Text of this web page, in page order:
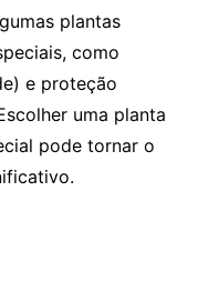
plantas
como
e proteção
uma planta
pode tornar o